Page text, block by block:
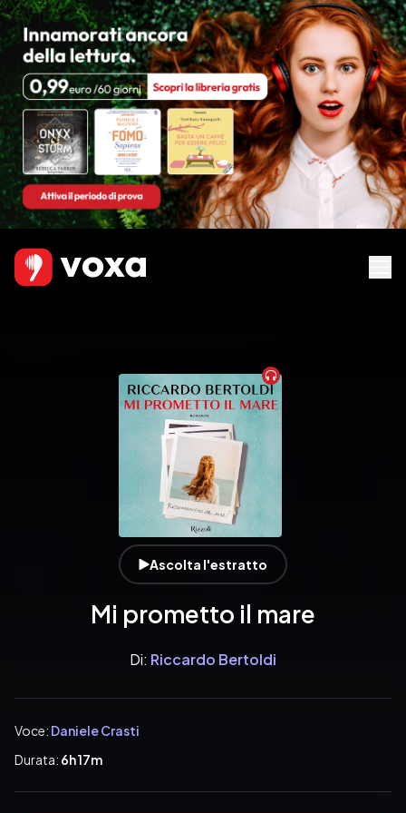
Audiobook
Ascolta l'estratto
Mi prometto il mare
Di: Riccardo Bertoldi
Voce: Daniele Crasti
Durata: 6h 17m